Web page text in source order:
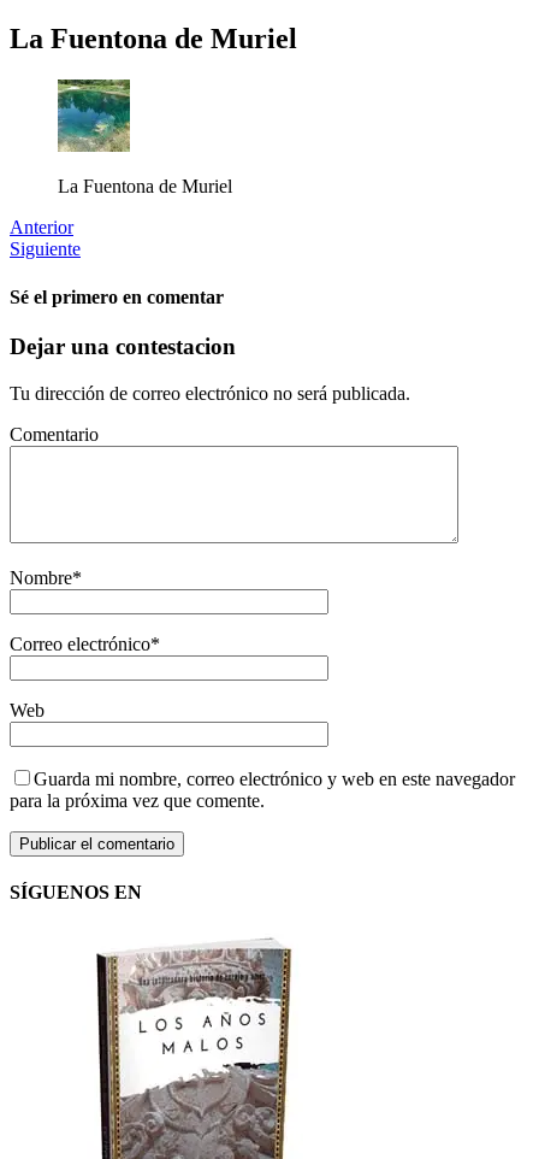
La Fuentona de Muriel
La Fuentona de Muriel
Anterior
Siguiente
Sé el primero en comentar
Dejar una contestacion
Tu dirección de correo electrónico no será publicada.
Comentario
Nombre*
Correo electrónico*
Web
Guarda mi nombre, correo electrónico y web en este navegador
para la próxima vez que comente.
SÍGUENOS EN